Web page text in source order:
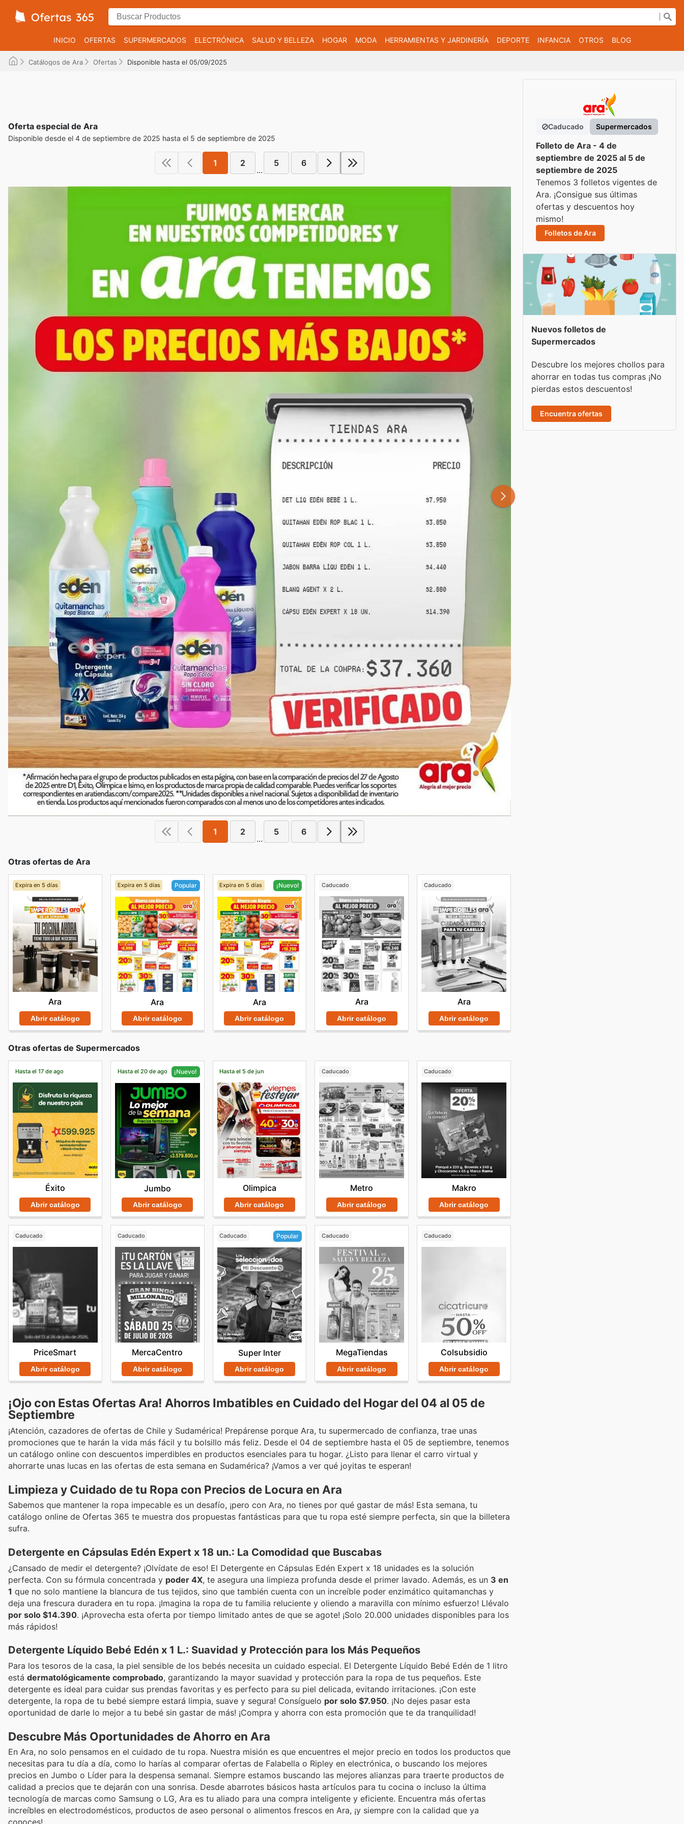
INICIO OFERTAS SUPERMERCADOS ELECTRÓNICA SALUD Y BELLEZA HOGAR MODA HERRAMIENTAS Y JARDINERÍA DEPORTE INFANCIA OTROS BLOG
Catálogos de Ara Ofertas Disponible hasta el 05/09/2025
Oferta especial de Ara
Disponible desde el 4 de septiembre de 2025 hasta el 5 de septiembre de 2025
1 2
...
5 6
1 2
...
5 6
Otras ofertas de Ara
Expira en 5 días
Ara
Abrir catálogo
Expira en 5 días Popular
Ara
Abrir catálogo
Expira en 5 días ¡Nuevo!
Ara
Abrir catálogo
Caducado
Ara
Abrir catálogo
Caducado
Ara
Abrir catálogo
Otras ofertas de Supermercados
Hasta el 17 de ago
Éxito
Abrir catálogo
Hasta el 20 de ago ¡Nuevo!
Jumbo
Abrir catálogo
Hasta el 5 de jun
Olimpica
Abrir catálogo
Caducado
Metro
Abrir catálogo
Caducado
Makro
Abrir catálogo
Caducado
PriceSmart
Abrir catálogo
Caducado
MercaCentro
Abrir catálogo
Caducado Popular
Super Inter
Abrir catálogo
Caducado
MegaTiendas
Abrir catálogo
Caducado
Colsubsidio
Abrir catálogo
¡Ojo con Estas Ofertas Ara! Ahorros Imbatibles en Cuidado del Hogar del 04 al 05 de
Septiembre
¡Atención, cazadores de ofertas de Chile y Sudamérica! Prepárense porque Ara, tu supermercado de confianza, trae unas
promociones que te harán la vida más fácil y tu bolsillo más feliz. Desde el 04 de septiembre hasta el 05 de septiembre, tenemos
un catálogo online con descuentos imperdibles en productos esenciales para tu hogar. ¿Listo para llenar el carro virtual y
ahorrarte unas lucas en las ofertas de esta semana en Sudamérica? ¡Vamos a ver qué joyitas te esperan!
Limpieza y Cuidado de tu Ropa con Precios de Locura en Ara
Sabemos que mantener la ropa impecable es un desafío, ¡pero con Ara, no tienes por qué gastar de más! Esta semana, tu
catálogo online de Ofertas 365 te muestra dos propuestas fantásticas para que tu ropa esté siempre perfecta, sin que la billetera
sufra.
Detergente en Cápsulas Edén Expert x 18 un.: La Comodidad que Buscabas
¿Cansado de medir el detergente? ¡Olvídate de eso! El Detergente en Cápsulas Edén Expert x 18 unidades es la solución
perfecta. Con su fórmula concentrada y poder 4X, te asegura una limpieza profunda desde el primer lavado. Además, es un 3 en
1 que no solo mantiene la blancura de tus tejidos, sino que también cuenta con un increíble poder enzimático quitamanchas y
deja una frescura duradera en tu ropa. ¡Imagina la ropa de tu familia reluciente y oliendo a maravilla con mínimo esfuerzo! Llévalo
por solo $14.390. ¡Aprovecha esta oferta por tiempo limitado antes de que se agote! ¡Solo 20.000 unidades disponibles para los
más rápidos!
Detergente Líquido Bebé Edén x 1 L.: Suavidad y Protección para los Más Pequeños
Para los tesoros de la casa, la piel sensible de los bebés necesita un cuidado especial. El Detergente Líquido Bebé Edén de 1 litro
está dermatológicamente comprobado, garantizando la mayor suavidad y protección para la ropa de tus pequeños. Este
detergente es ideal para cuidar sus prendas favoritas y es perfecto para su piel delicada, evitando irritaciones. ¡Con este
detergente, la ropa de tu bebé siempre estará limpia, suave y segura! Consíguelo por solo $7.950. ¡No dejes pasar esta
oportunidad de darle lo mejor a tu bebé sin gastar de más! ¡Compra y ahorra con esta promoción que te da tranquilidad!
Descubre Más Oportunidades de Ahorro en Ara
En Ara, no solo pensamos en el cuidado de tu ropa. Nuestra misión es que encuentres el mejor precio en todos los productos que
necesitas para tu día a día, como lo harías al comparar ofertas de Falabella o Ripley en electrónica, o buscando los mejores
precios en Jumbo o Líder para la despensa semanal. Siempre estamos buscando las mejores alianzas para traerte productos de
calidad a precios que te dejarán con una sonrisa. Desde abarrotes básicos hasta artículos para tu cocina o incluso la última
tecnología de marcas como Samsung o LG, Ara es tu aliado para una compra inteligente y eficiente. Encuentra más ofertas
increíbles en electrodomésticos, productos de aseo personal o alimentos frescos en Ara, ¡y siempre con la calidad que ya
conoces!
Caducado Supermercados
Folleto de Ara - 4 de
septiembre de 2025 al 5 de
septiembre de 2025
Tenemos 3 folletos vigentes de
Ara. ¡Consigue sus últimas
ofertas y descuentos hoy
mismo!
Folletos de Ara
Nuevos folletos de
Supermercados
Descubre los mejores chollos para
ahorrar en todas tus compras ¡No
pierdas estos descuentos!
Encuentra ofertas